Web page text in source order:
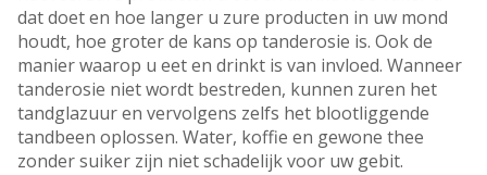
dat doet en hoe langer u zure producten in uw mond
houdt, hoe groter de kans op tanderosie is. Ook de
manier waarop u eet en drinkt is van invloed. Wanneer
tanderosie niet wordt bestreden, kunnen zuren het
tandglazuur en vervolgens zelfs het blootliggende
tandbeen oplossen. Water, koffie en gewone thee
zonder suiker zijn niet schadelijk voor uw gebit.